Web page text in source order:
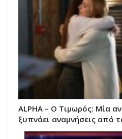
ALPHA – Ο Τιμωρός: Μία
ξυπνάει αναμνήσεις από